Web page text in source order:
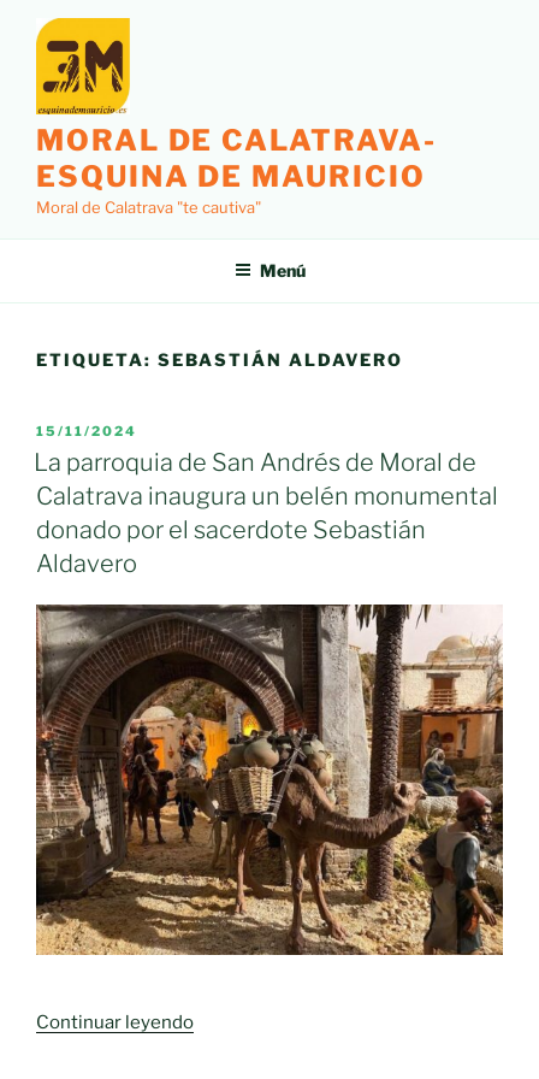
contenido
MORAL DE CALATRAVA-
ESQUINA DE MAURICIO
Moral de Calatrava "te cautiva"
Menú
ETIQUETA: SEBASTIÁN ALDAVERO
PUBLICADO
EL
15/11/2024
La parroquia de San Andrés de Moral de
Calatrava inaugura un belén monumental
donado por el sacerdote Sebastián
Aldavero
Continuar leyendo«La